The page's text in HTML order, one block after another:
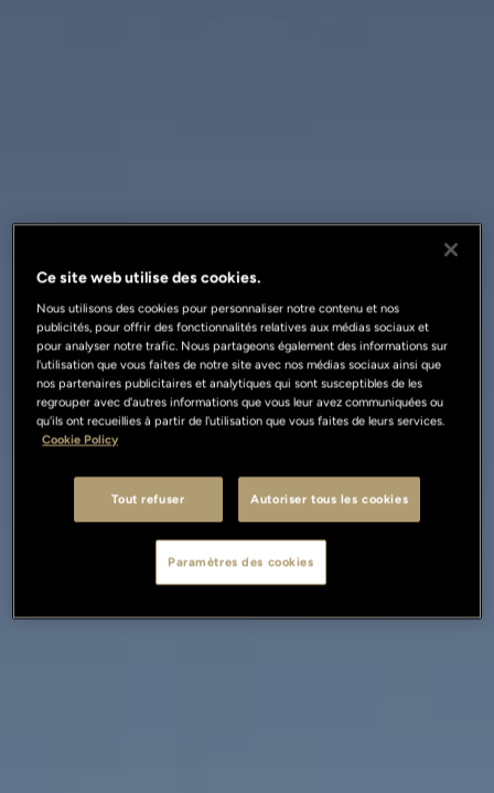
Ce site web utilise des cookies.
Nous utilisons des cookies pour personnaliser notre contenu et nos
publicités, pour offrir des fonctionnalités relatives aux médias sociaux et
pour analyser notre trafic. Nous partageons également des informations sur
l'utilisation que vous faites de notre site avec nos médias sociaux ainsi que
nos partenaires publicitaires et analytiques qui sont susceptibles de les
regrouper avec d'autres informations que vous leur avez communiquées ou
qu'ils ont recueillies à partir de l'utilisation que vous faites de leurs services.
Cookie Policy
Tout refuser Autoriser tous les cookies
Paramètres des cookies